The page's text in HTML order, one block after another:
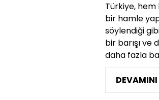
Türkiye,
bir hamle
söylendiği
bir barışı ve
daha fazla
DEVAMINI